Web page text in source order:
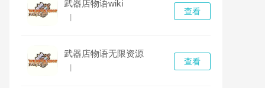
武器店物语wiki
查看
武器店物语无限资源
查看